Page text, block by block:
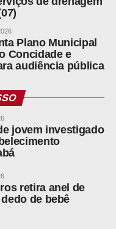
mostra cães mortos
o guia completo
mulheres por
Dr. João de
fantasmas;VÍDEO
Plano Municipal
Concidade e
audiência pública
jovem investigado
retira anel de
de bebê